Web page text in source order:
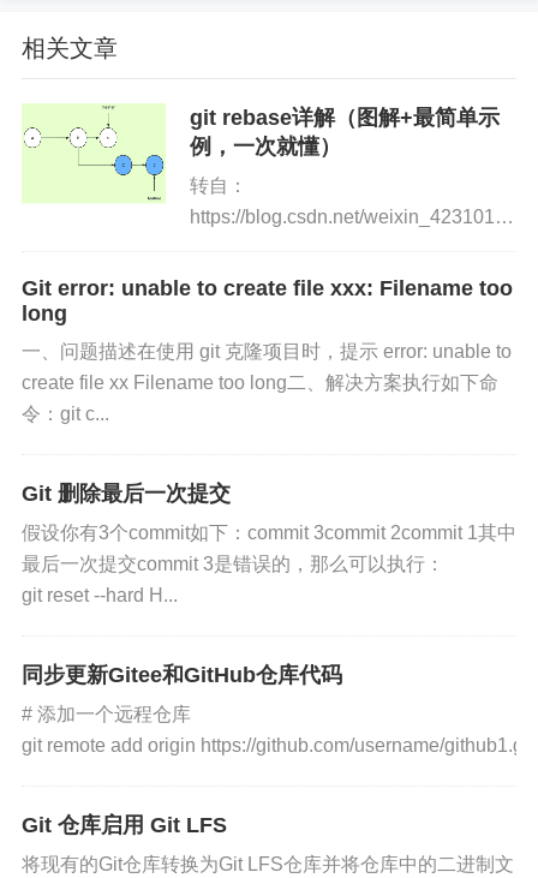
相关文章
git rebase详解（图解+最简单示
例，一次就懂）
转自：
https://blog.csdn.net/weixin_42310154/
网上有太多讲rebase和merge的文章，
但大多都是复制粘贴没有自...
Git error: unable to create file xxx: Filename too
long
一、问题描述在使用 git 克隆项目时，提示 error: unable to
create file xx Filename too long二、解决方案执行如下命
令：git c...
Git 删除最后一次提交
假设你有3个commit如下：commit 3commit 2commit 1其中
最后一次提交commit 3是错误的，那么可以执行：
git reset --hard H...
同步更新Gitee和GitHub仓库代码
# 添加一个远程仓库
git remote add origin https://github.com/username/
Git 仓库启用 Git LFS
将现有的Git仓库转换为Git LFS仓库并将仓库中的二进制文